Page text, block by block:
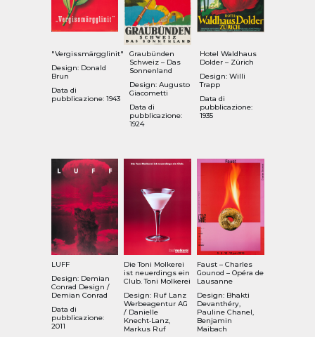
"Vergissmärgglinit"
Design: Donald
Brun
Data di
pubblicazione: 1943
Graubünden
Schweiz – Das
Sonnenland
Design: Augusto
Giacometti
Data di
pubblicazione:
1924
Hotel Waldhaus
Dolder – Zürich
Design: Willi
Trapp
Data di
pubblicazione:
1935
LUFF
Design: Demian
Conrad Design /
Demian Conrad
Data di
pubblicazione:
2011
Die Toni Molkerei
ist neuerdings ein
Club. Toni Molkerei
Design: Ruf Lanz
Werbeagentur AG
/ Danielle
Knecht‑Lanz,
Markus Ruf
Faust – Charles
Gounod – Opéra de
Lausanne
Design: Bhakti
Devanthéry,
Pauline Chanel,
Benjamin
Maibach